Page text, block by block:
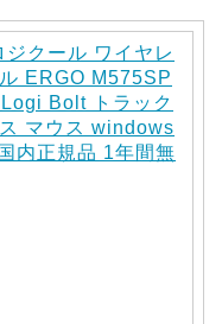
ジクール ワイヤレ
ERGO M575SP
Bolt トラック
マウス windows
内正規品 1年間無